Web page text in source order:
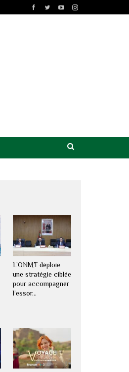
L’ONMT déploie
une stratégie ciblée
pour accompagner
l’essor…